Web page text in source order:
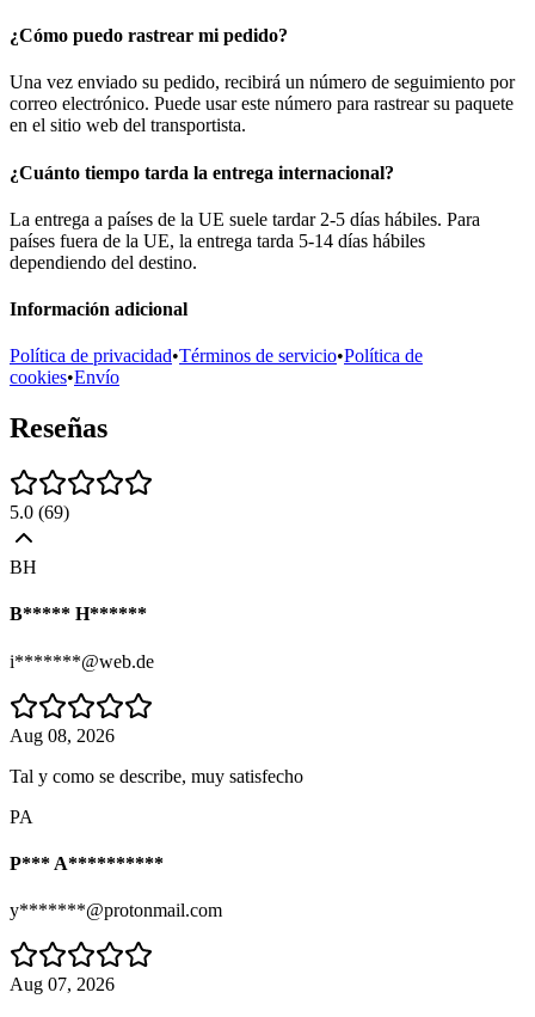
¿Cómo puedo rastrear mi pedido?
Una vez enviado su pedido, recibirá un número de seguimiento por
correo electrónico. Puede usar este número para rastrear su paquete
en el sitio web del transportista.
¿Cuánto tiempo tarda la entrega internacional?
La entrega a países de la UE suele tardar 2-5 días hábiles. Para
países fuera de la UE, la entrega tarda 5-14 días hábiles
dependiendo del destino.
Información adicional
Política de privacidad•Términos de servicio•Política de
cookies•Envío
Reseñas
5.0 (69)
BH
B***** H******
i*******@web.de
Aug 08, 2026
Tal y como se describe, muy satisfecho
PA
P*** A**********
y*******@protonmail.com
Aug 07, 2026